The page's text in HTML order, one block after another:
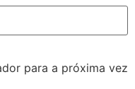
para a próxima vez